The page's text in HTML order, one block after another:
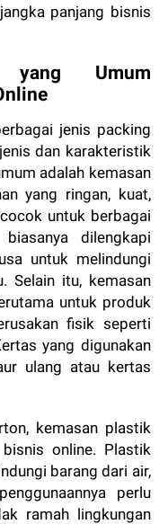
panjang bisnis
yang Umum
jenis packing
dan karakteristik
adalah kemasan
yang ringan, kuat,
untuk berbagai
dilengkapi
untuk melindungi
Selain itu, kemasan
untuk produk
fisik seperti
yang digunakan
ulang atau kertas
kemasan plastik
online. Plastik
barang dari air,
perlu
ramah lingkungan